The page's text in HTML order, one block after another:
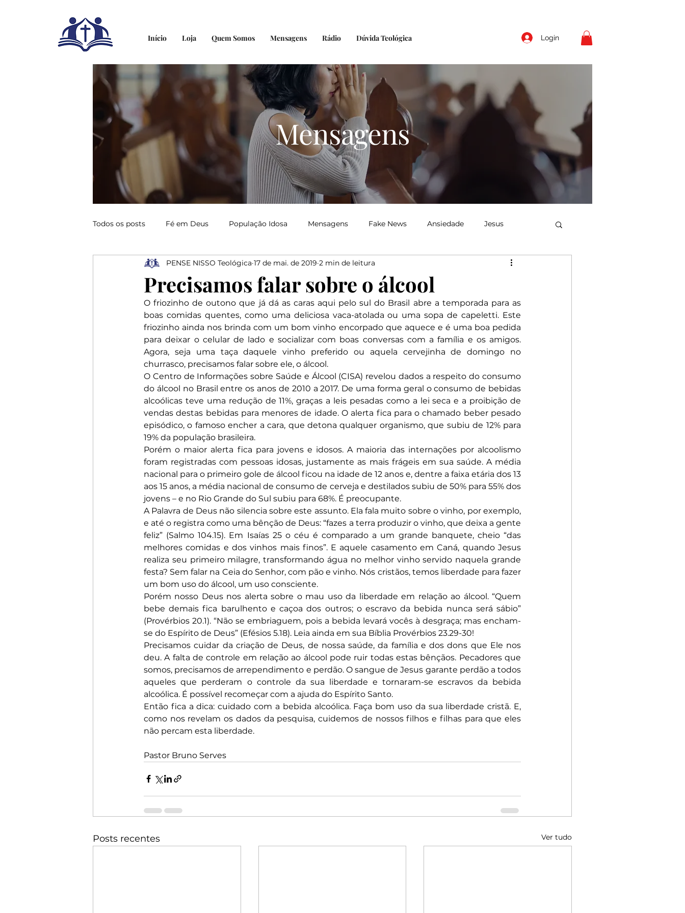
Início Loja Quem Somos Mensagens Rádio Dúvida Teológica Login
Mensagens
Todos os posts Fé em Deus População Idosa Mensagens Fake News Ansiedade Jesus
Ressurreição Depressão Elias Medo Bondade Salmista
Profissionais Elogios Elogiar Dizer Salomão Proverbios Davi Riqueza Rebeldia
Precisamos falar sobre o álcool
PENSE NISSO Teológica 17 de mai. de 2019 2 min de leitura
O friozinho de outono que já dá as caras aqui pelo sul do Brasil abre a temporada para as
boas comidas quentes, como uma deliciosa vaca-atolada ou uma sopa de capeletti. Este
friozinho ainda nos brinda com um bom vinho encorpado que aquece e é uma boa pedida
para deixar o celular de lado e socializar com boas conversas com a família e os amigos.
Agora, seja uma taça daquele vinho preferido ou aquela cervejinha de domingo no
churrasco, precisamos falar sobre ele, o álcool.
O Centro de Informações sobre Saúde e Álcool (CISA) revelou dados a respeito do consumo
do álcool no Brasil entre os anos de 2010 a 2017. De uma forma geral o consumo de bebidas
alcoólicas teve uma redução de 11%, graças a leis pesadas como a lei seca e a proibição de
vendas destas bebidas para menores de idade. O alerta fica para o chamado beber pesado
episódico, o famoso encher a cara, que detona qualquer organismo, que subiu de 12% para
19% da população brasileira.
Porém o maior alerta fica para jovens e idosos. A maioria das internações por alcoolismo
foram registradas com pessoas idosas, justamente as mais frágeis em sua saúde. A média
nacional para o primeiro gole de álcool ficou na idade de 12 anos e, dentre a faixa etária dos 13
aos 15 anos, a média nacional de consumo de cerveja e destilados subiu de 50% para 55% dos
jovens – e no Rio Grande do Sul subiu para 68%. É preocupante.
A Palavra de Deus não silencia sobre este assunto. Ela fala muito sobre o vinho, por exemplo,
e até o registra como uma bênção de Deus: “fazes a terra produzir o vinho, que deixa a gente
feliz” (Salmo 104.15). Em Isaías 25 o céu é comparado a um grande banquete, cheio “das
melhores comidas e dos vinhos mais finos”. E aquele casamento em Caná, quando Jesus
realiza seu primeiro milagre, transformando água no melhor vinho servido naquela grande
festa? Sem falar na Ceia do Senhor, com pão e vinho. Nós cristãos, temos liberdade para fazer
um bom uso do álcool, um uso consciente.
Porém nosso Deus nos alerta sobre o mau uso da liberdade em relação ao álcool. “Quem
bebe demais fica barulhento e caçoa dos outros; o escravo da bebida nunca será sábio”
(Provérbios 20.1). “Não se embriaguem, pois a bebida levará vocês à desgraça; mas encham-
se do Espírito de Deus” (Efésios 5.18). Leia ainda em sua Bíblia Provérbios 23.29-30!
Precisamos cuidar da criação de Deus, de nossa saúde, da família e dos dons que Ele nos
deu. A falta de controle em relação ao álcool pode ruir todas estas bênçãos. Pecadores que
somos, precisamos de arrependimento e perdão. O sangue de Jesus garante perdão a todos
aqueles que perderam o controle da sua liberdade e tornaram-se escravos da bebida
alcoólica. É possível recomeçar com a ajuda do Espírito Santo.
Então fica a dica: cuidado com a bebida alcoólica. Faça bom uso da sua liberdade cristã. E,
como nos revelam os dados da pesquisa, cuidemos de nossos filhos e filhas para que eles
não percam esta liberdade.
Pastor Bruno Serves
Posts recentes Ver tudo